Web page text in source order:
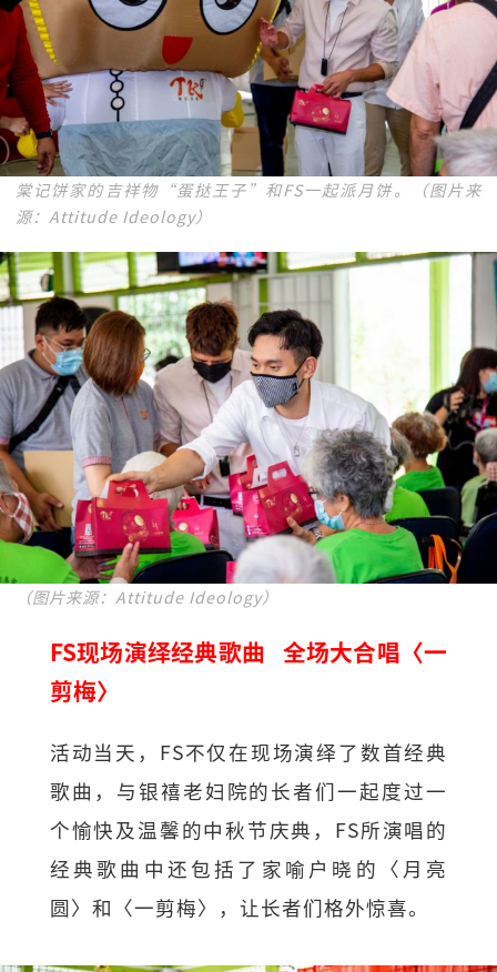
棠记饼家的吉祥物“蛋挞王子”和FS一起派月饼。（图片来
源：Attitude Ideology）
（图片来源：Attitude Ideology）
FS现场演绎经典歌曲 全场大合唱〈一
剪梅〉
活动当天，FS不仅在现场演绎了数首经典
歌曲，与银禧老妇院的长者们一起度过一
个愉快及温馨的中秋节庆典，FS所演唱的
经典歌曲中还包括了家喻户晓的〈月亮
圆〉和〈一剪梅〉，让长者们格外惊喜。